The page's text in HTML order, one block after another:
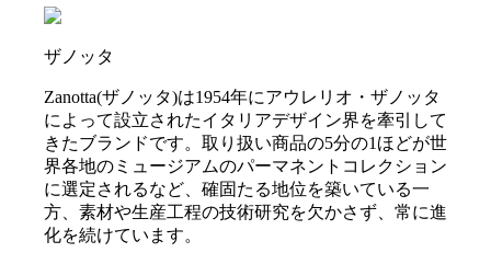
ザノッタ
Zanotta(ザノッタ)は1954年にアウレリオ・ザノッタ
によって設立されたイタリアデザイン界を牽引して
きたブランドです。取り扱い商品の5分の1ほどが世
界各地のミュージアムのパーマネントコレクション
に選定されるなど、確固たる地位を築いている一
方、素材や生産工程の技術研究を欠かさず、常に進
化を続けています。